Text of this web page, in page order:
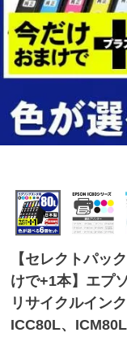
【セレクトパッ
けで+1本】エプ
リサイクルイン
ICC80L、